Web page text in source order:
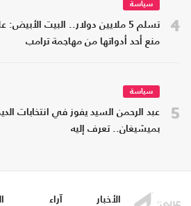
4
سياسة
تسلم 5 ملايين دولار.. البيت
منع أحد أدواتها من مهاجمة ترامب
5
سياسة
عبد الرحمن السيد يفوز في انتخابات
بميشيغان.. تعرف إليه
الأخبار آراء